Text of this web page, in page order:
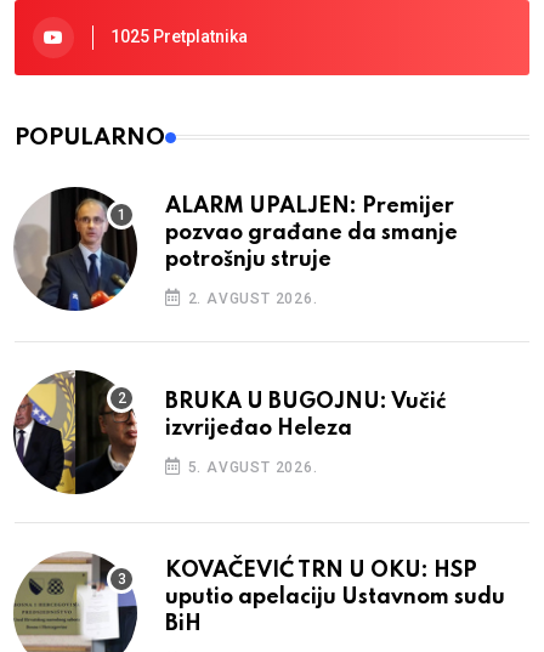
1025 Pretplatnika
POPULARNO
ALARM UPALJEN: Premijer
pozvao građane da smanje
potrošnju struje
2. AVGUST 2026.
BRUKA U BUGOJNU: Vučić
izvrijeđao Heleza
5. AVGUST 2026.
KOVAČEVIĆ TRN U OKU: HSP
uputio apelaciju Ustavnom sudu
BiH